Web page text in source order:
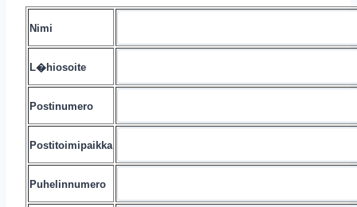
Nimi
L�hiosoite
Postinumero
Postitoimipaikka
Puhelinnumero